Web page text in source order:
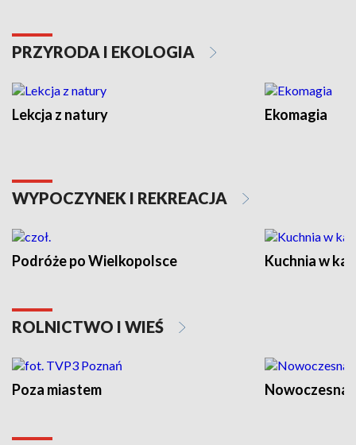
PRZYRODA I EKOLOGIA
Lekcja z natury Ekomagia
WYPOCZYNEK I REKREACJA
Podróże po Wielkopolsce Kuchnia w
ROLNICTWO I WIEŚ
Poza miastem Nowoczesna